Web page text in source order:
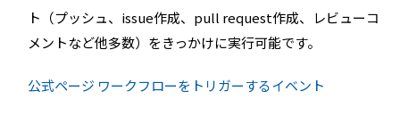
ト（プッシュ、issue作成、pull request作成、レビューコ
メントなど他多数）をきっかけに実行可能です。
公式ページ ワークフローをトリガーするイベント